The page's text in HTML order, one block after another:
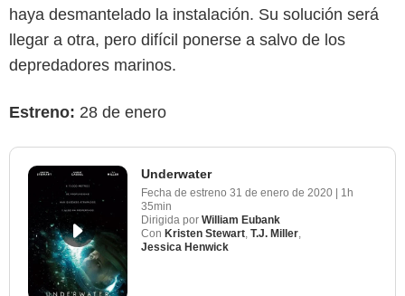
haya desmantelado la instalación. Su solución será
llegar a otra, pero difícil ponerse a salvo de los
depredadores marinos.
Estreno: 28 de enero
Underwater
Fecha de estreno 31 de enero de 2020
1h
35min
Dirigida por William Eubank
Con Kristen Stewart, T.J. Miller,
Jessica Henwick